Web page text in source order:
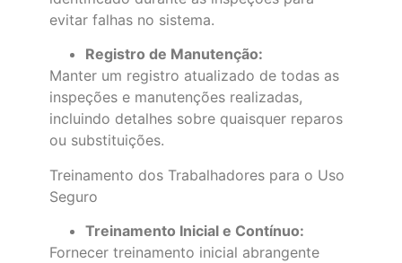
evitar falhas no sistema.
Registro de Manutenção:
Manter um registro atualizado de todas as
inspeções e manutenções realizadas,
incluindo detalhes sobre quaisquer reparos
ou substituições.
Treinamento dos Trabalhadores para o Uso
Seguro
Treinamento Inicial e Contínuo:
Fornecer treinamento inicial abrangente